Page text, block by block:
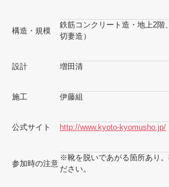
構造・規模
鉄筋コンクリート造・地上2階
切妻造）
設計 増田清
施工 伊藤組
公式サイト http://www.kyoto-kyomusho.jp/
参加時の注意
※靴を脱いであがる箇所あり
ださい。